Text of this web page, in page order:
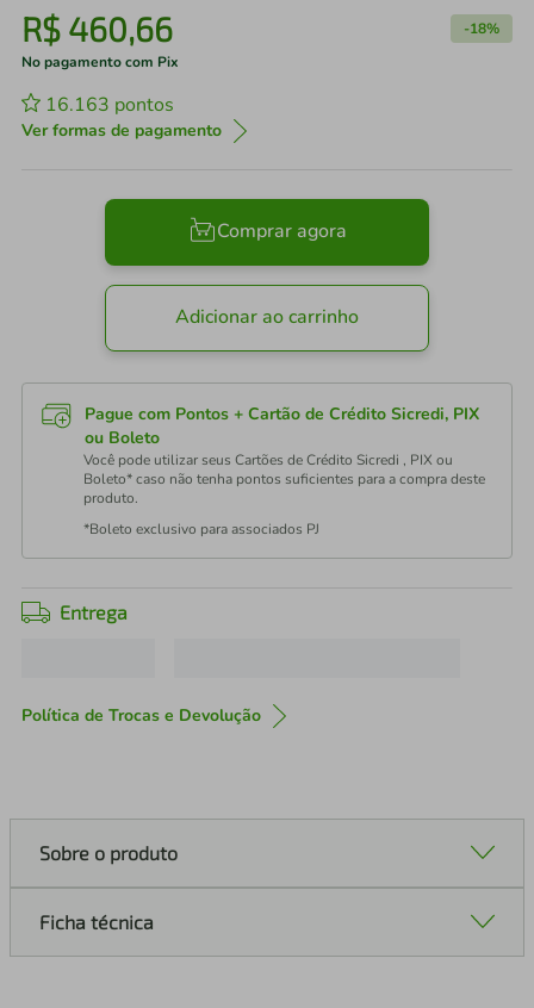
R$ 460,66 -18%
No pagamento com Pix
16.163 pontos
Ver formas de pagamento
Comprar agora
Adicionar ao carrinho
Pague com Pontos + Cartão de Crédito Sicredi, PIX
ou Boleto
Você pode utilizar seus Cartões de Crédito Sicredi , PIX ou
Boleto* caso não tenha pontos suficientes para a compra deste
produto.
*Boleto exclusivo para associados PJ
Entrega
Política de Trocas e Devolução
Sobre o produto
Ficha técnica